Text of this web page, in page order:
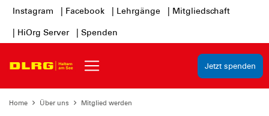
Instagram | Facebook | Lehrgänge | Mitgliedschaft
| HiOrg Server | Spenden
Jetzt spenden
Home Über uns Mitglied werden